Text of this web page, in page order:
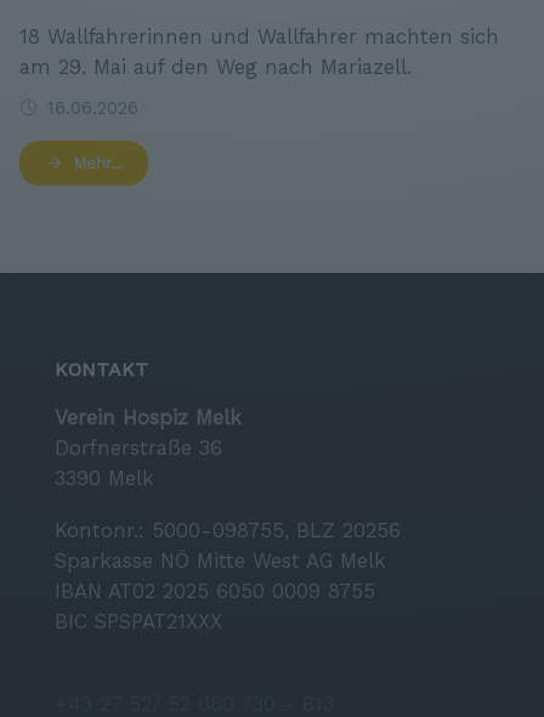
18 Wallfahrerinnen und Wallfahrer machten sich
am 29. Mai auf den Weg nach Mariazell.
16.06.2026
Mehr…
KONTAKT
Verein Hospiz Melk
Dorfnerstraße 36
3390 Melk
Kontonr.: 5000-098755, BLZ 20256
Sparkasse NÖ Mitte West AG Melk
IBAN AT02 2025 6050 0009 8755
BIC SPSPAT21XXX